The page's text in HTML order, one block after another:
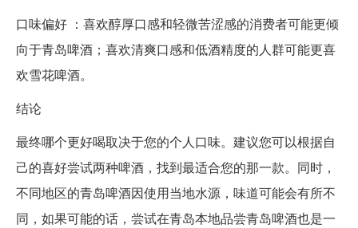
口味偏好 ：喜欢醇厚口感和轻微苦涩感的消费者可能更倾
向于青岛啤酒；喜欢清爽口感和低酒精度的人群可能更喜
欢雪花啤酒。
结论
最终哪个更好喝取决于您的个人口味。建议您可以根据自
己的喜好尝试两种啤酒，找到最适合您的那一款。同时，
不同地区的青岛啤酒因使用当地水源，味道可能会有所不
同，如果可能的话，尝试在青岛本地品尝青岛啤酒也是一